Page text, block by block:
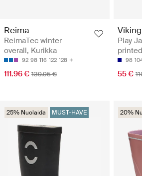
Reima
ReimaTec winter
overall, Kurikka
92 98 116 122 128
111.96 € 139.95 €
Viking
Play
printed
98
55 €
25% Nuolaida MUST-HAVE 20%